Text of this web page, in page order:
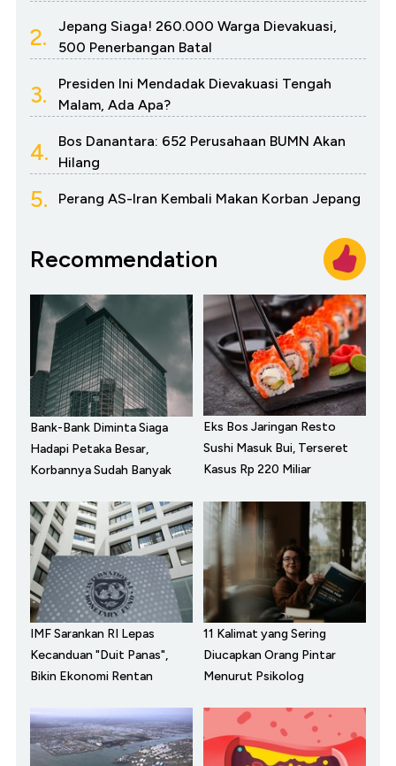
2.
Jepang Siaga! 260.000 Warga Dievakuasi,
500 Penerbangan Batal
3.
Presiden Ini Mendadak Dievakuasi Tengah
Malam, Ada Apa?
4.
Bos Danantara: 652 Perusahaan BUMN Akan
Hilang
5. Perang AS-Iran Kembali Makan Korban Jepang
Recommendation
Bank-Bank Diminta Siaga
Hadapi Petaka Besar,
Korbannya Sudah Banyak
Eks Bos Jaringan Resto
Sushi Masuk Bui, Terseret
Kasus Rp 220 Miliar
IMF Sarankan RI Lepas
Kecanduan "Duit Panas",
Bikin Ekonomi Rentan
11 Kalimat yang Sering
Diucapkan Orang Pintar
Menurut Psikolog